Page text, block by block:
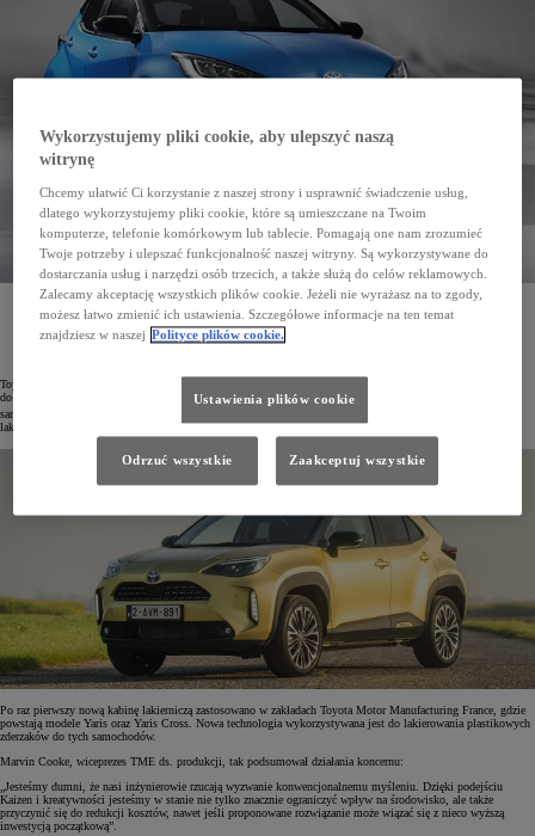
Toyota w swoich zakładach we Francji wdrożyła pionierską, bezemisyjną kabinę lakierniczą
wykorzystującą technologię odzyskiwania ciepła oraz pompy ciepła. Pozwoliło to zmniejszy roczną
emisję CO2o 1000 t
Toyota od lat jest jednym z czołowych producentów nisko- i bezemisyjnych samochodów. Koncern dąży też
do jak najszybszej dekarbonizacji produkcji. Biorąc pod uwagę, że 65% emisji CO
samochodów pochodzi z procesów lakierniczych, zespół inżynierów Toyoty stworzył prototypową kabinę
lakierniczą nowej generacji o zerowej emisji CO (Global Paint Line, GPL).
Po raz pierwszy nową kabinę lakierniczą zastosowano w zakładach Toyota Motor Manufacturing France, gdzie
powstają modele Yaris oraz Yaris Cross. Nowa technologia wykorzystywana jest do lakierowania plastikowych
zderzaków do tych samochodów.
Marvin Cooke, wiceprezes TME ds. produkcji, tak podsumował działania koncernu:
„Jesteśmy dumni, że nasi inżynierowie rzucają wyzwanie konwencjonalnemu myśleniu. Dzięki podejściu
Kaizen i kreatywności jesteśmy w stanie nie tylko znacznie ograniczyć wpływ na środowisko, ale także
przyczynić się do redukcji kosztów, nawet jeśli proponowane rozwiązanie może wiązać się z nieco wyższą
inwestycją początkową”.
Wykorzystujemy pliki cookie, aby ulepszyć naszą
witrynę
Chcemy ułatwić Ci korzystanie z naszej strony i usprawnić świadczenie usług,
dlatego wykorzystujemy pliki cookie, które są umieszczane na Twoim
komputerze, telefonie komórkowym lub tablecie. Pomagają one nam zrozumieć
Twoje potrzeby i ulepszać funkcjonalność naszej witryny. Są wykorzystywane do
dostarczania usług i narzędzi osób trzecich, a także służą do celów reklamowych.
Zalecamy akceptację wszystkich plików cookie. Jeżeli nie wyrażasz na to zgody,
możesz łatwo zmienić ich ustawienia. Szczegółowe informacje na ten temat
znajdziesz w naszej Polityce plików cookie.
Ustawienia plików cookie
Odrzuć wszystkie Zaakceptuj wszystkie